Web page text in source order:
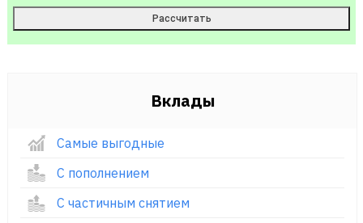
Вклады
Самые выгодные
С пополнением
С частичным снятием